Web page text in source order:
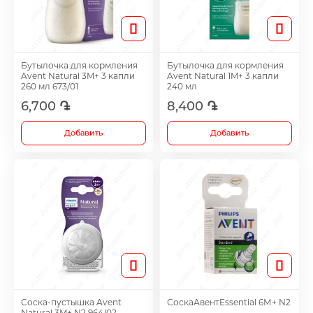
Toothpaste
Toothbrushes
Лечение мочеполовой системы и почек
Противогрибковые средства
Препараты против холестерина
Лекарство от кашля
Ушные капли
Гигиена носа и лечение
Спрей
Sets
Колпачки
Аксессуары
Glucometer
Pads
Бутылочка для кормления
Avent Natural 3M+ 3 капли
260 мл 673/01
6,700 ֏
Добавить
Бутылочка для кормления
Avent Natural 1M+ 3 капли
240 мл
8,400 ֏
Добавить
Соска-пустышка Avent
СоскаАвентEssential 6М+ N2